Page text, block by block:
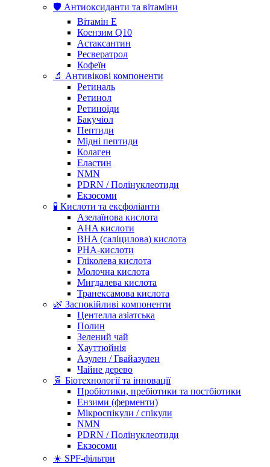
🛡️ Антиоксиданти та вітаміни
Вітамін Е
Коензим Q10
Астаксантин
Ресвератрол
Кофеїн
🔬 Антивікові компоненти
Ретиналь
Ретинол
Ретиноїди
Бакучіол
Пептиди
Мідні пептиди
Колаген
Еластин
NMN
PDRN / Полінуклеотиди
Екзосоми
🧪 Кислоти та ексфоліанти
Азелаїнова кислота
AHA кислоти
BHA (саліцилова) кислота
PHA-кислоти
Гліколева кислота
Молочна кислота
Мигдалева кислота
Транексамова кислота
🌿 Заспокійливі компоненти
Центелла азіатська
Полин
Зелений чай
Хауттюйнія
Азулен / Гвайазулен
Чайне дерево
🧬 Біотехнології та інновації
Пробіотики, пребіотики та постбіотики
Ензими (ферменти)
Мікроспікули / спікули
NMN
PDRN / Полінуклеотиди
Екзосоми
☀️ SPF-фільтри